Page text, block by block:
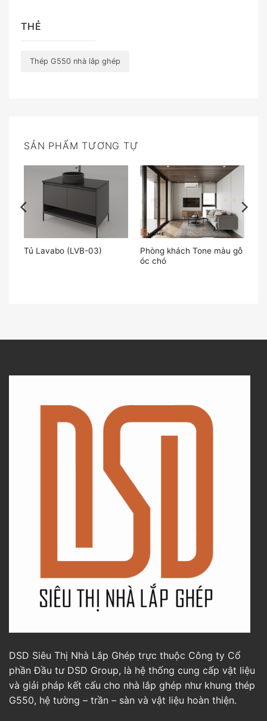
THẺ
Thép G550 nhà lắp ghép
SẢN PHẨM TƯƠNG TỰ
Tủ Lavabo (LVB-03)
Phòng khách Tone màu gỗ
óc chó
DSD Siêu Thị Nhà Lắp Ghép trực thuộc Công ty Cổ
phần Đầu tư DSD Group, là hệ thống cung cấp vật liệu
và giải pháp kết cấu cho nhà lắp ghép như khung thép
G550, hệ tường – trần – sàn và vật liệu hoàn thiện.